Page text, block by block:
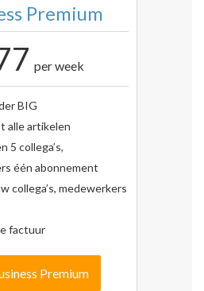
Premium
per week
BIG
alle artikelen
5 collega’s,
één abonnement
collega’s, medewerkers
factuur
Premium